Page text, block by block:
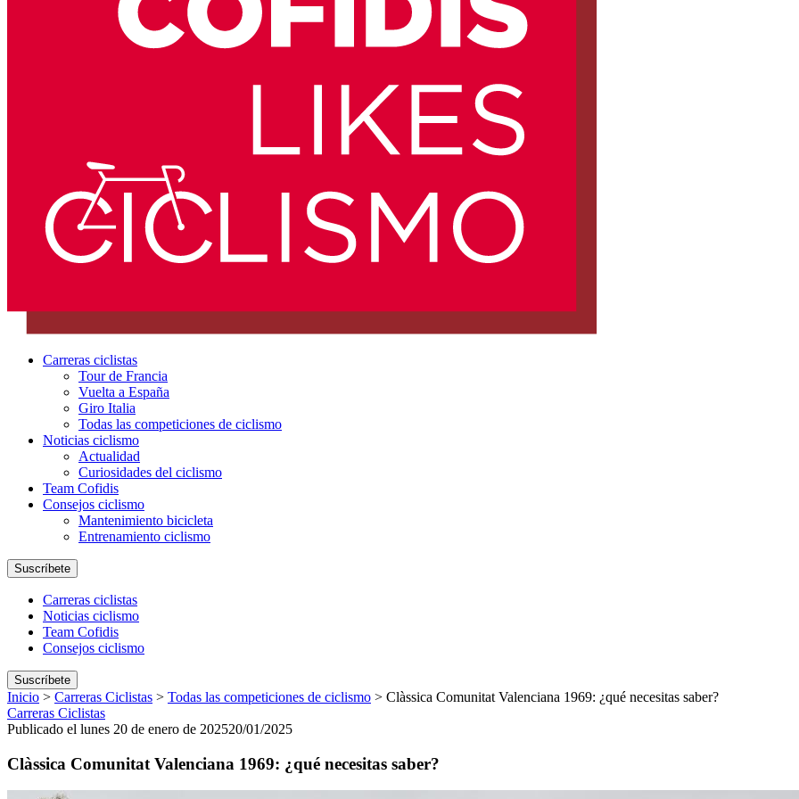
Carreras ciclistas
Tour de Francia
Vuelta a España
Giro Italia
Todas las competiciones de ciclismo
Noticias ciclismo
Actualidad
Curiosidades del ciclismo
Team Cofidis
Consejos ciclismo
Mantenimiento bicicleta
Entrenamiento ciclismo
Suscríbete
Carreras ciclistas
Noticias ciclismo
Team Cofidis
Consejos ciclismo
Suscríbete
Inicio > Carreras Ciclistas > Todas las competiciones de ciclismo > Clàssica Comunitat Valenciana 1969: ¿qué necesitas saber?
Carreras Ciclistas
Publicado el lunes 20 de enero de 202520/01/2025
Clàssica Comunitat Valenciana 1969: ¿qué necesitas saber?